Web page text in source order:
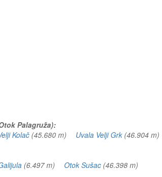
Palagruža):
Kolač (45.680 m) Uvala Velji Grk (46.904 m)
(6.497 m) Otok Sušac (46.398 m)